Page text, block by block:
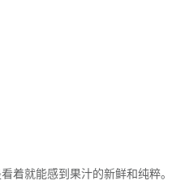
着就能感到果汁的新鲜和纯粹。